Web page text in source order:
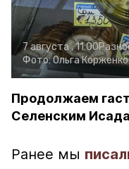
7 августа , 11:00
Фото:Ольга Корженко
Продолжаем
Селенским
Ранее мы